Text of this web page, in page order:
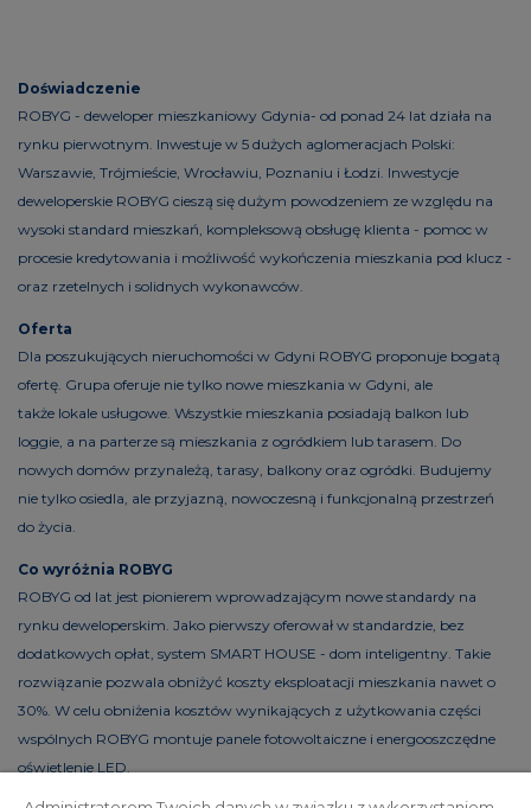
Doświadczenie
ROBYG - deweloper mieszkaniowy Gdynia- od ponad 24 lat działa na
rynku pierwotnym. Inwestuje w 5 dużych aglomeracjach Polski:
Warszawie, Trójmieście, Wrocławiu, Poznaniu i Łodzi. Inwestycje
deweloperskie ROBYG cieszą się dużym powodzeniem ze względu na
wysoki standard mieszkań, kompleksową obsługę klienta - pomoc w
procesie kredytowania i możliwość wykończenia mieszkania pod klucz -
oraz rzetelnych i solidnych wykonawców.
Oferta
Dla poszukujących nieruchomości w Gdyni ROBYG proponuje bogatą
ofertę. Grupa oferuje nie tylko nowe mieszkania w Gdyni, ale
także lokale usługowe. Wszystkie mieszkania posiadają balkon lub
loggie, a na parterze są mieszkania z ogródkiem lub tarasem. Do
nowych domów przynależą, tarasy, balkony oraz ogródki. Budujemy
nie tylko osiedla, ale przyjazną, nowoczesną i funkcjonalną przestrzeń
do życia.
Co wyróżnia ROBYG
ROBYG od lat jest pionierem wprowadzającym nowe standardy na
rynku deweloperskim. Jako pierwszy oferował w standardzie, bez
dodatkowych opłat, system SMART HOUSE - dom inteligentny. Takie
rozwiązanie pozwala obniżyć koszty eksploatacji mieszkania nawet o
30%. W celu obniżenia kosztów wynikających z użytkowania części
wspólnych ROBYG montuje panele fotowoltaiczne i energooszczędne
oświetlenie LED.